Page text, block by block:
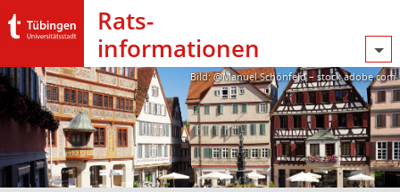
Rats­
informationen
Bild: @Manuel Schönfeld – stock.adobe.com